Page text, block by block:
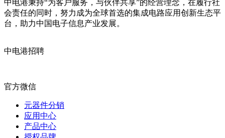
中电港秉持“为客户服务，与伙伴共享”的经营理念，在履行社
会责任的同时，努力成为全球首选的集成电路应用创新生态平
台，助力中国电子信息产业发展。
中电港招聘
官方微信
元器件分销
应用中心
产品中心